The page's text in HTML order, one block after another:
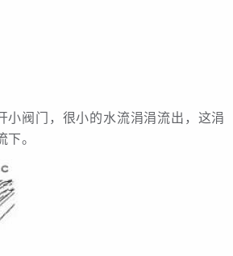
阀门，很小的水流涓涓流出，这涓
。